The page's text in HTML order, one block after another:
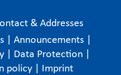
& Addresses
Announcements
Data Protection
policy Imprint